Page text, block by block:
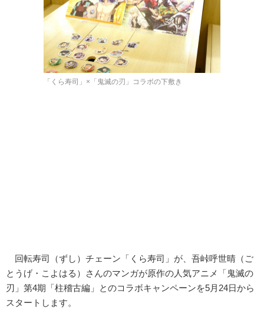
「くら寿司」×「鬼滅の刃」コラボの下敷き
回転寿司（ずし）チェーン「くら寿司」が、吾峠呼世晴（ご
とうげ・こよはる）さんのマンガが原作の人気アニメ「鬼滅の
刃」第4期「柱稽古編」とのコラボキャンペーンを5月24日から
スタートします。